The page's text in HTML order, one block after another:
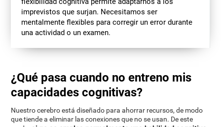
imprevistos que surjan. Necesitamos ser
mentalmente flexibles para corregir un error durante
una actividad o un examen.
¿Qué pasa cuando no entreno mis
capacidades cognitivas?
Nuestro cerebro está diseñado para ahorrar recursos, de modo
que tiende a eliminar las conexiones que no se usan. De este